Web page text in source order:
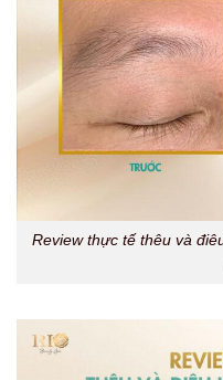
Review thực tế thêu và